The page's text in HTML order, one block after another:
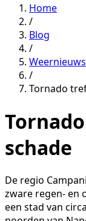
Home
/
Blog
/
Weernieuws
/
Tornado
schade
De regio
zware regen- en
een stad van